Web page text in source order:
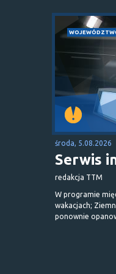
środa, 5.08.2026
Serwis
redakcja TTM
W programie
wakacjach;
ponownie